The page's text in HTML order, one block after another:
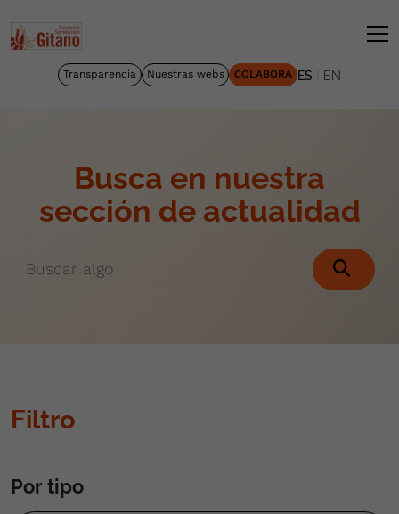
Transparencia Nuestras webs COLABORA ES EN
Busca en nuestra
sección de actualidad
Filtro
Por tipo